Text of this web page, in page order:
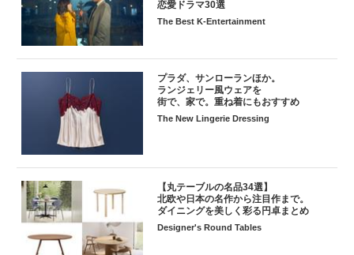
恋愛ドラマ30選
The Best K-Entertainment
プラダ、サンローランほか。
ランジェリー風ウェアを
街で、家で。重ね着にもおすすめ
The New Lingerie Dressing
【丸テーブルの名品34選】
北欧や日本の名作から注目作まで。
ダイニングを美しく彩る円卓まとめ
Designer's Round Tables